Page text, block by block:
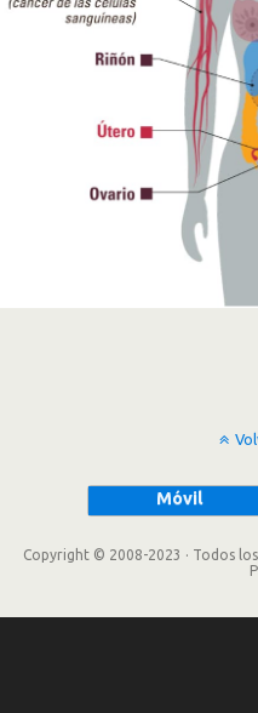
Móvil
Copyright © 2008-2023 · Todos